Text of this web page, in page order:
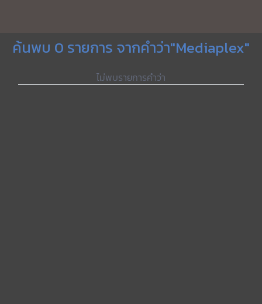
ค้นพบ 0 รายการ จากคำว่า"Mediaplex"
ไม่พบรายการคำว่า